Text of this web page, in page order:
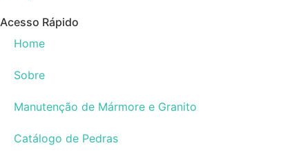
Acesso Rápido
Home
Sobre
Manutenção de Mármore e Granito
Catálogo de Pedras